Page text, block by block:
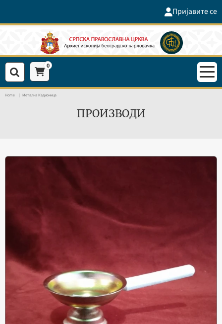
Пријавите се
0
Home Метална Кадионица
ПРОИЗВОДИ